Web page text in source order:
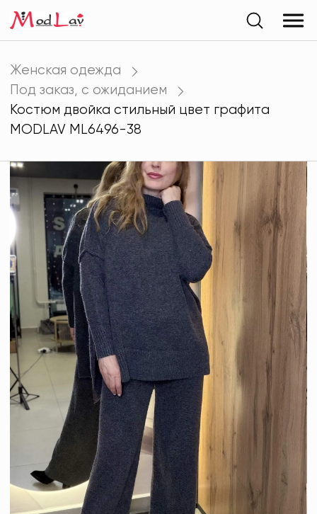
Женская одежда
Под заказ, с ожиданием
Костюм двойка стильный цвет графита
MODLAV ML6496-38